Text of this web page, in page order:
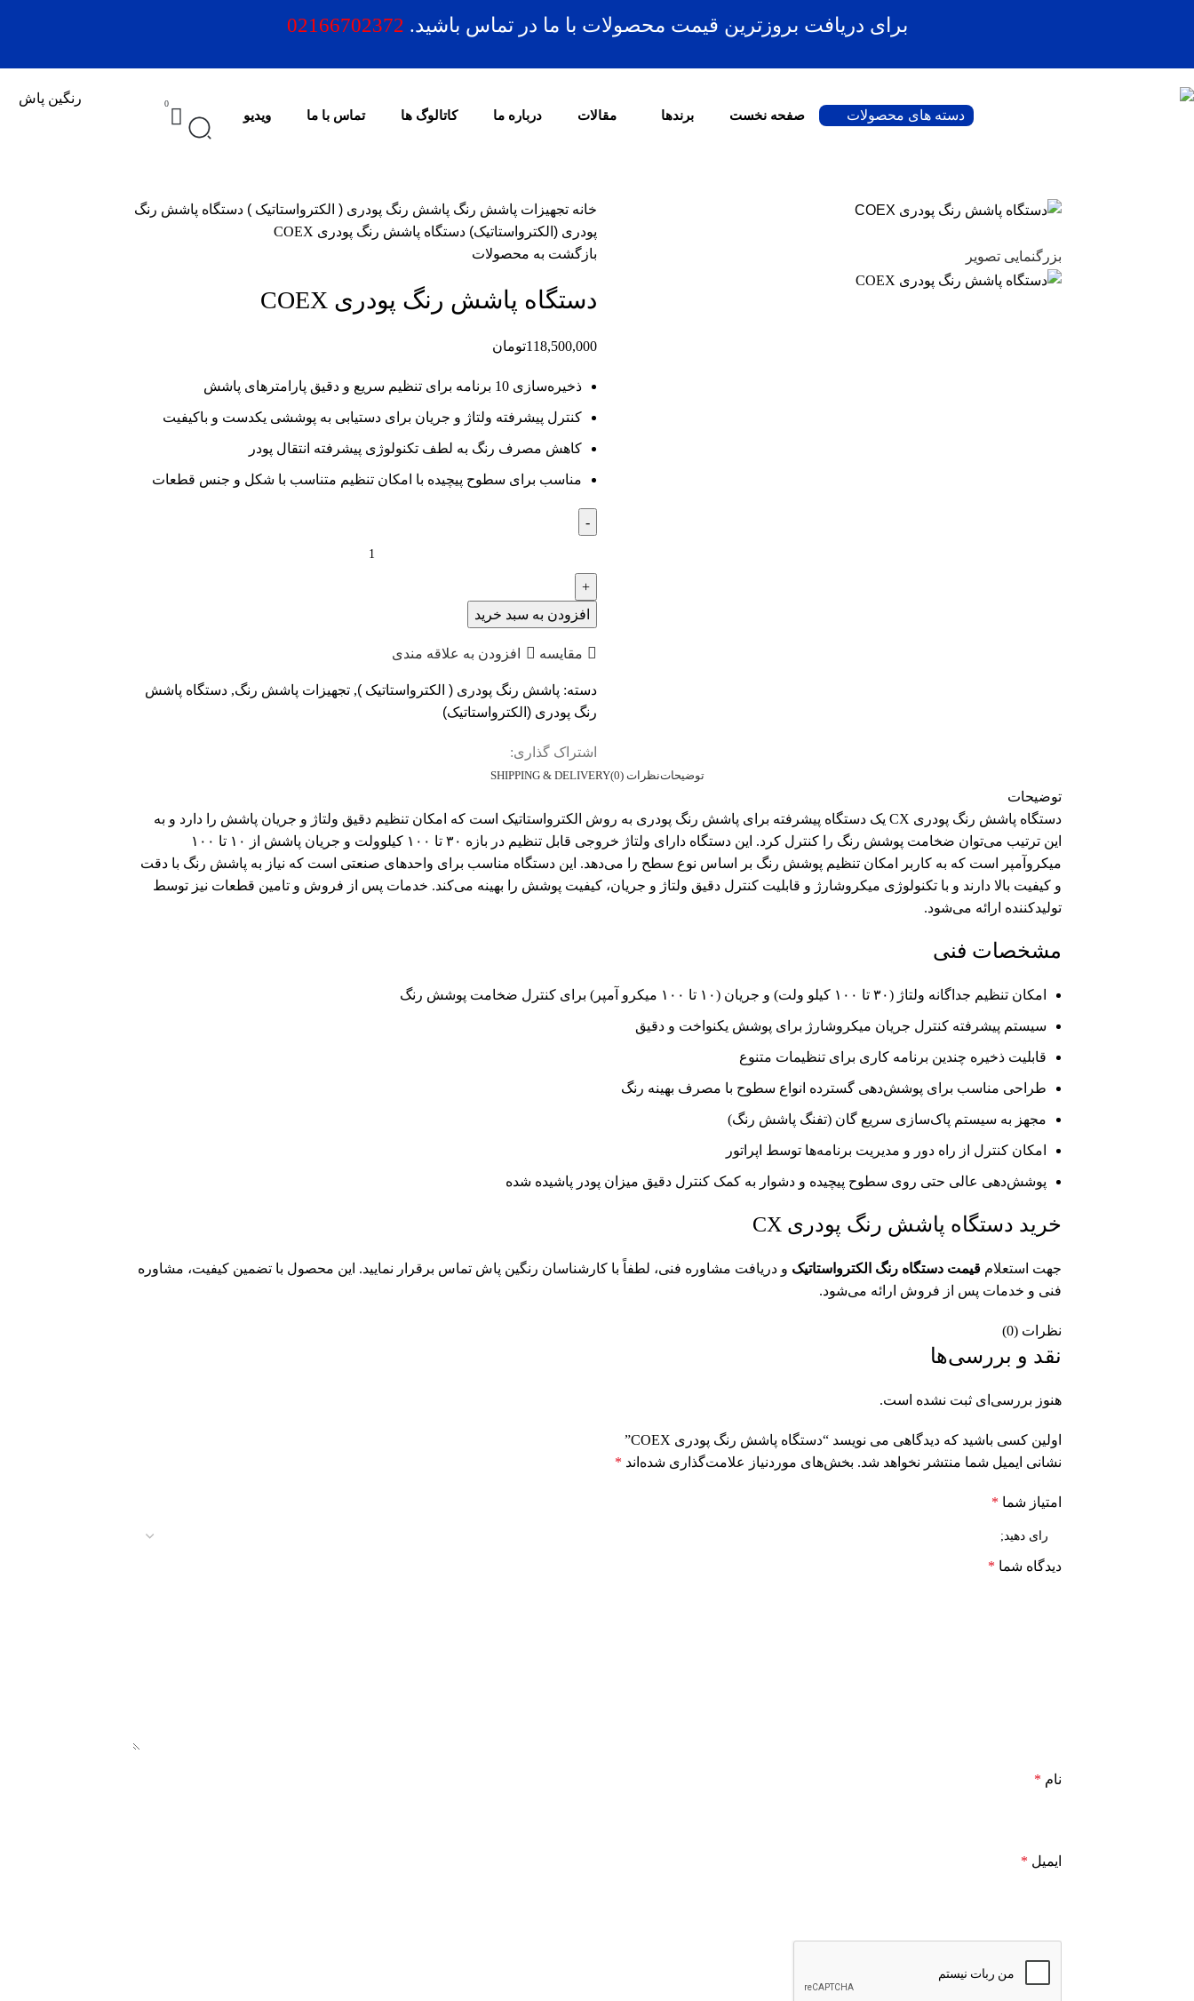
برای دریافت بروزترین قیمت محصولات با ما در تماس باشید. 02166702372
صفحه نخست برندها مقالات درباره ما کاتالوگ ها تماس با ما ویدیو دسته های محصولات
0
بزرگنمایی تصویر
خانه تجهیزات پاشش رنگ پاشش رنگ پودری ( الکترواستاتیک ) دستگاه پاشش رنگ
پودری (الکترواستاتیک) دستگاه پاشش رنگ پودری COEX
بازگشت به محصولات
دستگاه پاشش رنگ پودری COEX
118,500,000تومان
ذخیره‌سازی 10 برنامه برای تنظیم سریع و دقیق پارامترهای پاشش
کنترل پیشرفته ولتاژ و جریان برای دستیابی به پوششی یکدست و باکیفیت
کاهش مصرف رنگ به لطف تکنولوژی پیشرفته انتقال پودر
مناسب برای سطوح پیچیده با امکان تنظیم متناسب با شکل و جنس قطعات
افزودن به سبد خرید
مقایسه افزودن به علاقه مندی
دسته: پاشش رنگ پودری ( الکترواستاتیک ), تجهیزات پاشش رنگ, دستگاه پاشش
رنگ پودری (الکترواستاتیک)
اشتراک گذاری:
توضیحاتنظرات (0) SHIPPING & DELIVERY
توضیحات
دستگاه پاشش رنگ پودری CX یک دستگاه پیشرفته برای پاشش رنگ پودری به روش الکترواستاتیک است که امکان تنظیم دقیق ولتاژ و جریان پاشش را دارد و به
این ترتیب می‌توان ضخامت پوشش رنگ را کنترل کرد. این دستگاه دارای ولتاژ خروجی قابل تنظیم در بازه ۳۰ تا ۱۰۰ کیلوولت و جریان پاشش از ۱۰ تا ۱۰۰
میکروآمپر است که به کاربر امکان تنظیم پوشش رنگ بر اساس نوع سطح را می‌دهد. این دستگاه مناسب برای واحدهای صنعتی است که نیاز به پاشش رنگ با دقت
و کیفیت بالا دارند و با تکنولوژی میکروشارژ و قابلیت کنترل دقیق ولتاژ و جریان، کیفیت پوشش را بهینه می‌کند. خدمات پس از فروش و تامین قطعات نیز توسط
تولیدکننده ارائه می‌شود.
مشخصات فنی
امکان تنظیم جداگانه ولتاژ (۳۰ تا ۱۰۰ کیلو ولت) و جریان (۱۰ تا ۱۰۰ میکرو آمپر) برای کنترل ضخامت پوشش رنگ
سیستم پیشرفته کنترل جریان میکروشارژ برای پوشش یکنواخت و دقیق
قابلیت ذخیره چندین برنامه کاری برای تنظیمات متنوع
طراحی مناسب برای پوشش‌دهی گسترده انواع سطوح با مصرف بهینه رنگ
مجهز به سیستم پاک‌سازی سریع گان (تفنگ پاشش رنگ)
امکان کنترل از راه دور و مدیریت برنامه‌ها توسط اپراتور
پوشش‌دهی عالی حتی روی سطوح پیچیده و دشوار به کمک کنترل دقیق میزان پودر پاشیده شده
خرید دستگاه پاشش رنگ پودری CX
جهت استعلامقیمت دستگاه رنگ الکترواستاتیک و دریافت مشاوره فنی، لطفاً با کارشناسان رنگین پاش تماس برقرار نمایید. این محصول با تضمین کیفیت، مشاوره
فنی و خدمات پس از فروش ارائه می‌شود.
نظرات (0)
نقد و بررسی‌ها
هنوز بررسی‌ای ثبت نشده است.
اولین کسی باشید که دیدگاهی می نویسد “دستگاه پاشش رنگ پودری COEX”
نشانی ایمیل شما منتشر نخواهد شد. بخش‌های موردنیاز علامت‌گذاری شده‌اند *
امتیاز شما *
دیدگاه شما *
نام *
ایمیل *